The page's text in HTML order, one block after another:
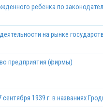
ребенка по
на рынке
предприятия (фирмы)
1939 г. в названиях